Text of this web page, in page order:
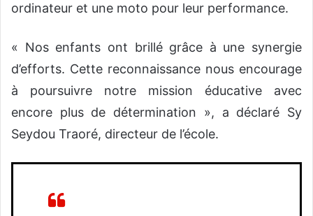
ordinateur et une moto pour leur performance.
« Nos enfants ont brillé grâce à une synergie
d’efforts. Cette reconnaissance nous encourage
à poursuivre notre mission éducative avec
encore plus de détermination », a déclaré Sy
Seydou Traoré, directeur de l’école.